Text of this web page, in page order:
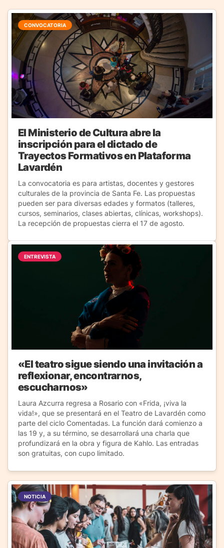
CONVOCATORIA
El Ministerio de Cultura abre la
inscripción para el dictado de
Trayectos Formativos en Plataforma
Lavardén
La convocatoria es para artistas, docentes y gestores
culturales de la provincia de Santa Fe. Las propuestas
pueden ser para diversas edades y formatos (talleres,
cursos, seminarios, clases abiertas, clínicas, workshops).
La recepción de propuestas cierra el 17 de agosto.
ENTREVISTA
«El teatro sigue siendo una invitación a
reflexionar, encontrarnos,
escucharnos»
Laura Azcurra regresa a Rosario con «Frida, ¡viva la
vida!», que se presentará en el Teatro de Lavardén como
parte del ciclo Comentadas. La función dará comienzo a
las 19 y, a su término, se desarrollará una charla que
profundizará en la obra y figura de Kahlo. Las entradas
son gratuitas, con cupo limitado.
NOTICIA